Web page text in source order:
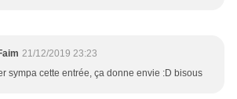
21/12/2019 23:23
sympa cette entrée, ça donne envie :D bisous